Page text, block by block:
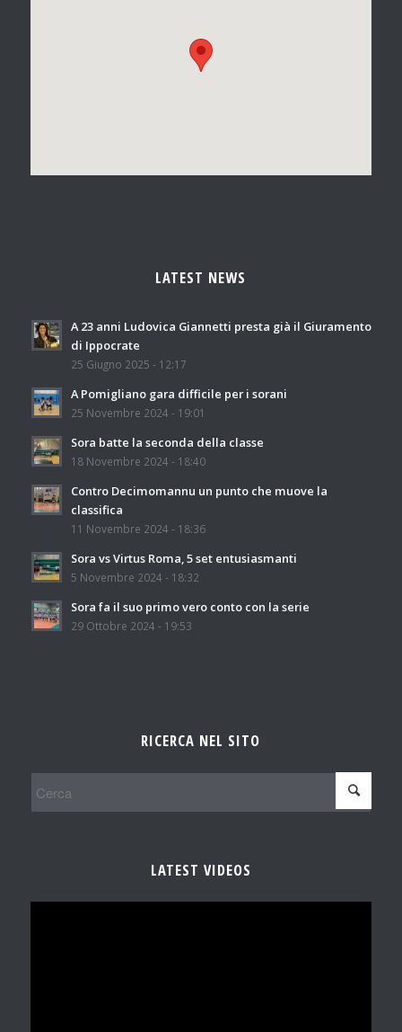
LATEST NEWS
A 23 anni Ludovica Giannetti presta già il Giuramento
di Ippocrate
25 Giugno 2025 - 12:17
A Pomigliano gara difficile per i sorani
25 Novembre 2024 - 19:01
Sora batte la seconda della classe
18 Novembre 2024 - 18:40
Contro Decimomannu un punto che muove la
classifica
11 Novembre 2024 - 18:36
Sora vs Virtus Roma, 5 set entusiasmanti
5 Novembre 2024 - 18:32
Sora fa il suo primo vero conto con la serie
29 Ottobre 2024 - 19:53
RICERCA NEL SITO
LATEST VIDEOS